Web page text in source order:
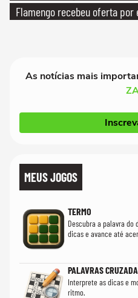
Flamengo recebeu oferta por
As notícias mais
MEUS JOGOS
TERMO
Descubra a palavra do
dicas e avance até
PALAVRAS
Interprete as dicas e
ritmo.